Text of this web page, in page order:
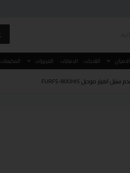
الافران الثلاجات الدفايات الفريزرات المكيفات